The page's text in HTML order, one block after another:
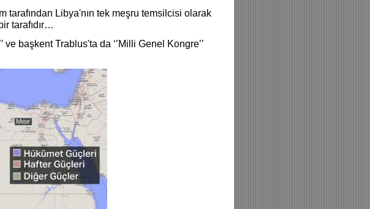
tarafından Libya'nın tek meşru temsilcisi olarak
tarafıdır…
ve başkent Trablus'ta da ‘’Milli Genel Kongre’’